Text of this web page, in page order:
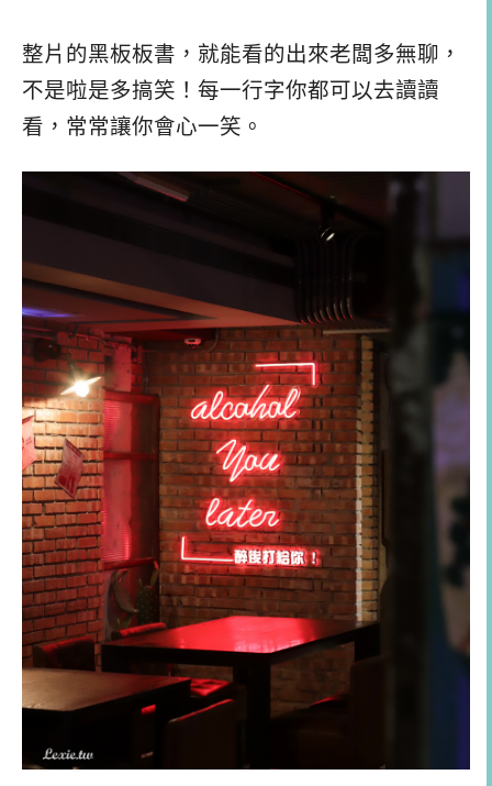
整片的黑板板書，就能看的出來老闆多無聊，
不是啦是多搞笑！每一行字你都可以去讀讀
看，常常讓你會心一笑。